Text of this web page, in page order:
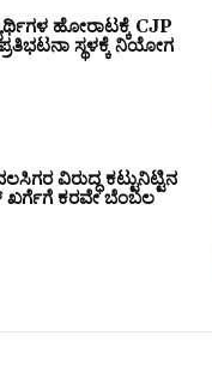
ಹೋರಾಟಕ್ಕೆ CJP
ಸ್ಥಳಕ್ಕೆ ನಿಯೋಗ
ವಿರುದ್ಧ ಕಟ್ಟುನಿಟ್ಟಿನ
ಖರ್ಗೆಗೆ ಕರವೇ ಬೆಂಬಲ